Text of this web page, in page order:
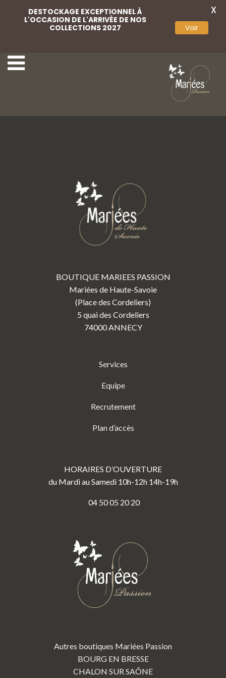
BOUTIQUE MARIEES PASSION
Mariées de Haute-Savoie
(Place des Cordeliers)
5 quai des Cordeliers
74000 ANNECY
Services
Equipe
Recrutement
Plan d’accès
HORAIRES D’OUVERTURE
du Mardi au Samedi 10h-12h 14h-19h
04 50 05 20 20
Autres boutiques Mariées Passion
BOURG EN BRESSE
CHALON SUR SAÔNE
DESTOCKAGE EXCEPTIONNEL À
L'OCCASION DE L'ARRIVÉE DE NOS
COLLECTIONS 2027
Voir
X